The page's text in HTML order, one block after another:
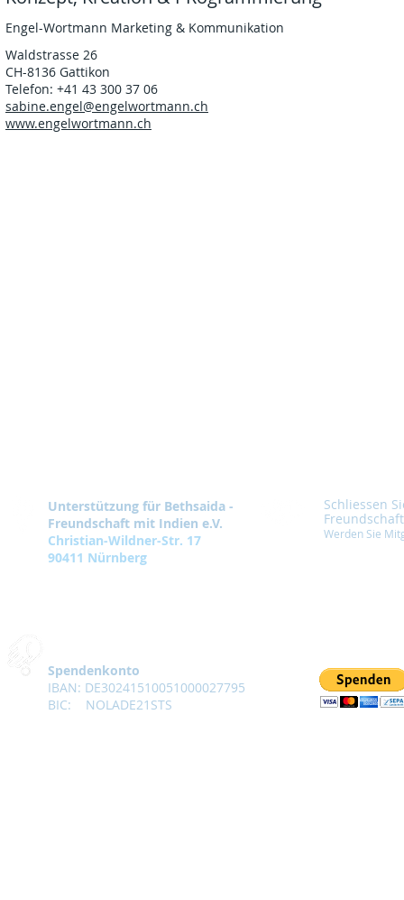
Engel-Wortmann Marketing & Kommunikation
Waldstrasse 26
CH-8136 Gattikon
Telefon: +41 43 300 37 06
sabine.engel@engelwortmann.ch
www.engelwortmann.ch
Unterstützung für Bethsaida -
Freundschaft mit Indien e.V.
Christian-Wildner-Str. 17
90411 Nürnberg
Schliessen
Freundschaft
Werden Sie
Spendenkonto
IBAN: DE30241510051000027795
BIC: NOLADE21STS